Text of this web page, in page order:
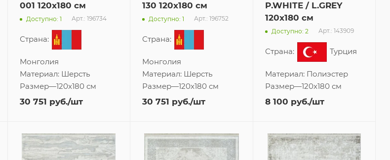
001 120x180 см
Доступно: 1 Арт.: 196734
Страна:
Монголия
Материал: Шерсть
Размер—120x180 см
30 751 руб./шт
130 120x180 см
Доступно: 1 Арт.: 196752
Страна:
Монголия
Материал: Шерсть
Размер—120x180 см
30 751 руб./шт
P.WHITE / L.GREY
120x180 см
Доступно: 2 Арт.: 143909
Страна: Турция
Материал: Полиэстер
Размер—120x180 см
8 100 руб./шт